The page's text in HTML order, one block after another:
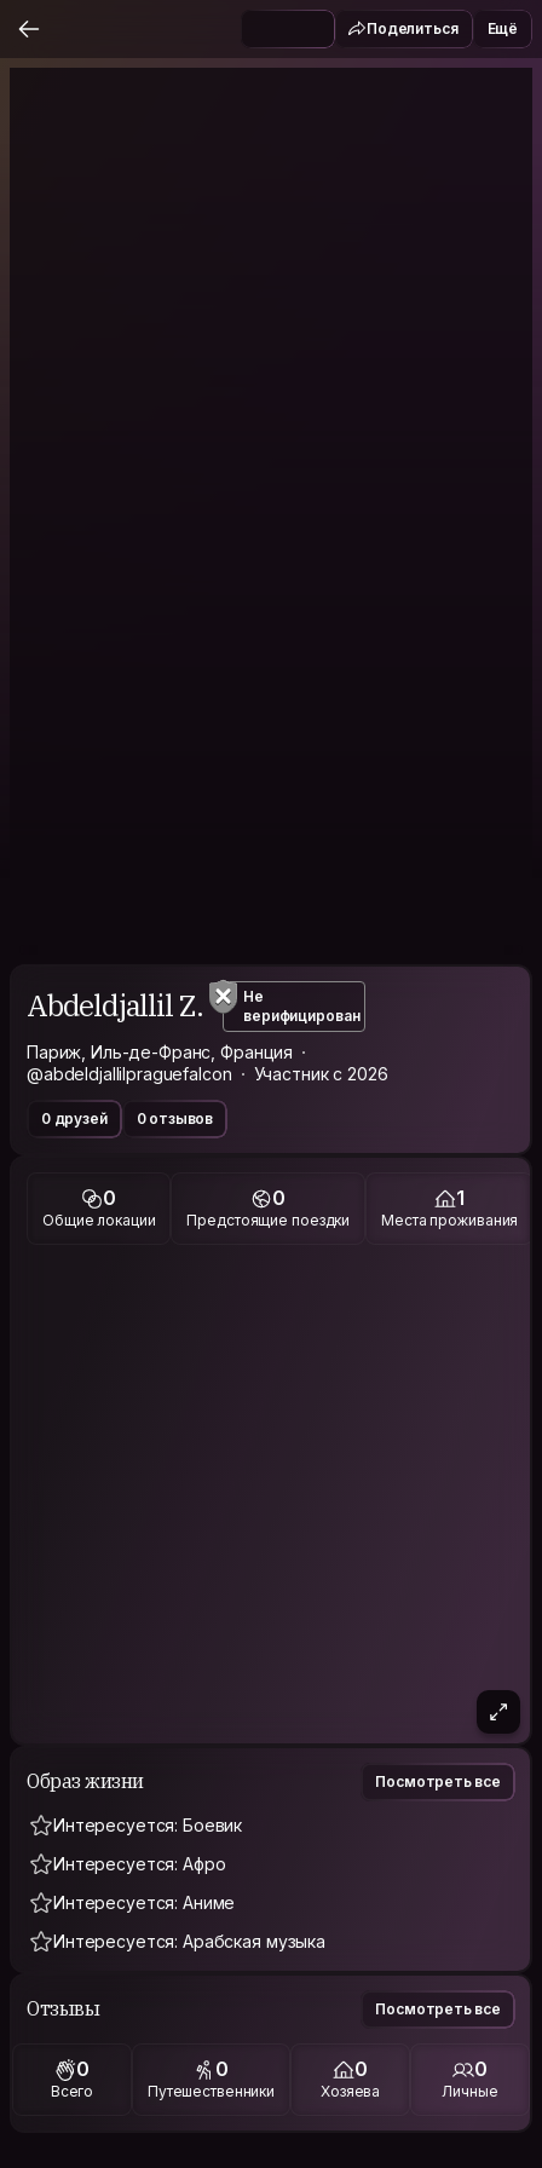
Поделиться Ещё
Abdeldjallil Z.
Не
верифицирован
Париж, Иль-де-Франс, Франция
@abdeldjallilpraguefalcon
Участник с 2026
0 друзей 0 отзывов
0
Общие локации
0
Предстоящие поездки
1
Места проживания
Образ жизни Посмотреть все
Интересуется: Боевик
Интересуется: Афро
Интересуется: Аниме
Интересуется: Арабская музыка
Отзывы Посмотреть все
0
Всего
0
Путешественники
0
Хозяева
0
Личные